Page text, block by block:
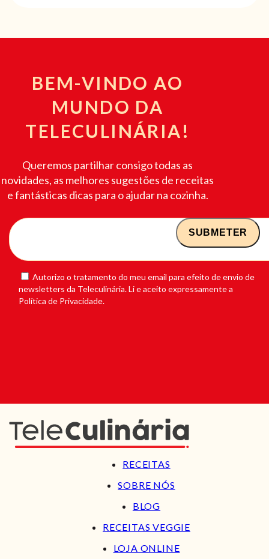
BEM-VINDO AO
MUNDO DA
TELECULINÁRIA!
Queremos partilhar consigo todas as
novidades, as melhores sugestões de receitas
e fantásticas dicas para o ajudar na cozinha.
Autorizo o tratamento do meu email para efeito de envio de
newsletters da Teleculinária. Li e aceito expressamente a
Política de Privacidade.
RECEITAS
SOBRE NÓS
BLOG
RECEITAS VEGGIE
LOJA ONLINE